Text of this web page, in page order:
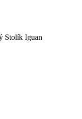
Stolík Iguan